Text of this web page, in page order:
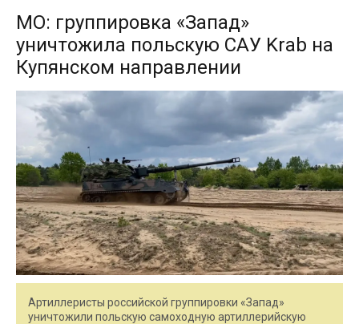
МО: группировка «Запад»
уничтожила польскую САУ Krab на
Купянском направлении
Артиллеристы российской группировки «Запад»
уничтожили польскую самоходную артиллерийскую